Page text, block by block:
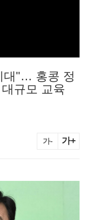
대"… 홍콩 정
규모 교육
가- 가+